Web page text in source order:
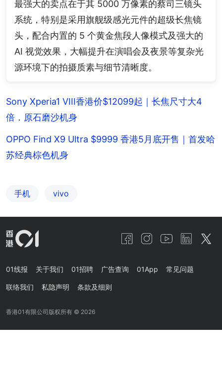
最强大的卖点在于其 5000 万像素的蔡司三镜头
系统，特别是采用旗舰级感光元件的超级长焦镜
头，配合内置的 5 个黄金焦段人像模式及强大的
AI 视觉效果，大幅提升在演唱会及夜景等复杂光
源环境下的拍摄质素与细节清晰度。
Sony Xperia1 VIII香港价$12099起｜长焦尺寸大4
倍．原石磨沙机身
OPPO Find X9 Ultra $9999 香港5月底开售｜首发哈
苏经典棕色机身
手机 vivo
01线报 关于我们 01招聘 广告查询 01App 常见问题
联络我们 私隐声明 条款及细则
香港01有限公司版权所有 © 2026